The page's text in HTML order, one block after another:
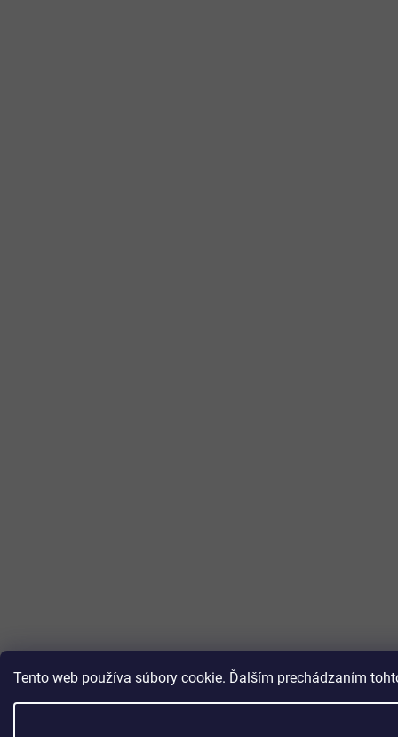
Tento web používa súbory cookie. Ďalším prechádzaním